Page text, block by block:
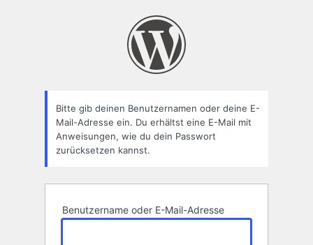
Bitte gib deinen Benutzernamen oder deine E-
Mail-Adresse ein. Du erhältst eine E-Mail mit
Anweisungen, wie du dein Passwort
zurücksetzen kannst.
Benutzername oder E-Mail-Adresse